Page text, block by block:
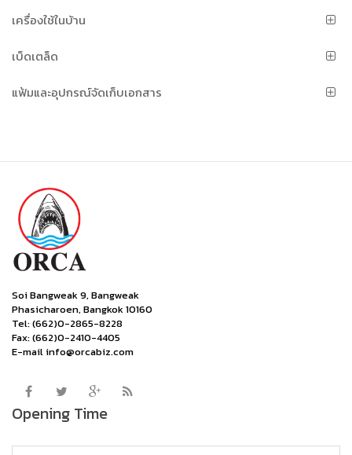
เครื่องใช้ในบ้าน
เบ็ดเตล็ด
แฟ้มและอุปกรณ์จัดเก็บเอกสาร
Soi Bangweak 9, Bangweak
Phasicharoen, Bangkok 10160
Tel: (662)0-2865-8228
Fax: (662)0-2410-4405
E-mail info@orcabiz.com
Opening Time